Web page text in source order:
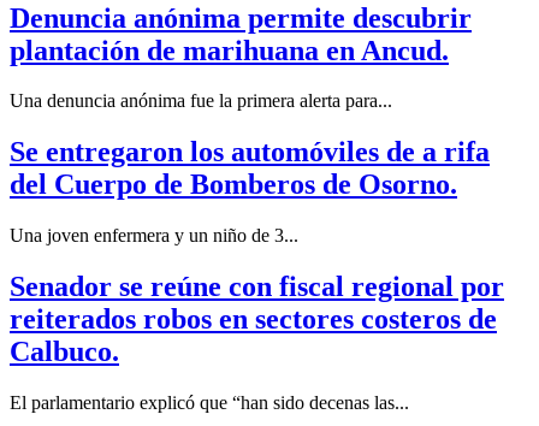
Denuncia anónima permite descubrir
plantación de marihuana en Ancud.
Una denuncia anónima fue la primera alerta para...
Se entregaron los automóviles de a rifa
del Cuerpo de Bomberos de Osorno.
Una joven enfermera y un niño de 3...
Senador se reúne con fiscal regional por
reiterados robos en sectores costeros de
Calbuco.
El parlamentario explicó que “han sido decenas las...